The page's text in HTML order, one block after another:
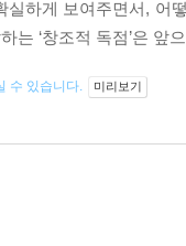
실하게 보여주면서, 어
는 ‘창조적 독점’은
수 있습니다. 미리보기